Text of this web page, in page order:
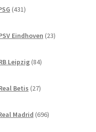
431izdelkov
Eindhoven 23izdelkov
Leipzig 84izdelkov
Betis 27izdelkov
Madrid 696izdelkov